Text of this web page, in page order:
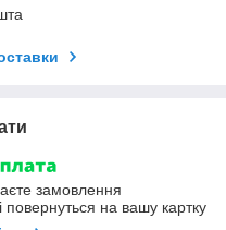
замовлення
повернуться на вашу картку